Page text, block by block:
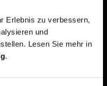
Erlebnis zu verbessern,
und
Lesen Sie mehr in
.